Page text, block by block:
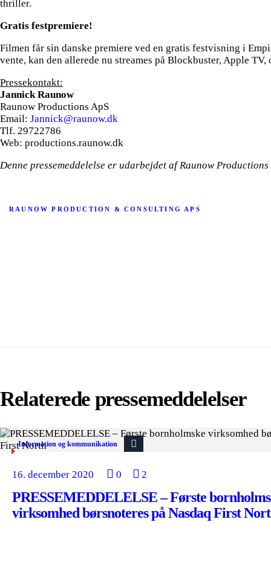
thriller.
Gratis festpremiere!
Filmen får sin danske premiere ved en gratis festvisning i
vente, kan den allerede nu streames på Blockbuster, Apple TV,
Pressekontakt:
Jannick Raunow
Raunow Productions ApS
Email: Jannick@raunow.dk
Tlf. 29722786
Web: productions.raunow.dk
Denne pressemeddelelse er udarbejdet af Raunow Productions
RAUNOW PRODUCTION & CONSULTING APS
Relaterede pressemeddelelser
Information og kommunikation
16. december 2020 0 2
PRESSEMEDDELELSE – Første
virksomhed børsnoteres på Nasdaq First